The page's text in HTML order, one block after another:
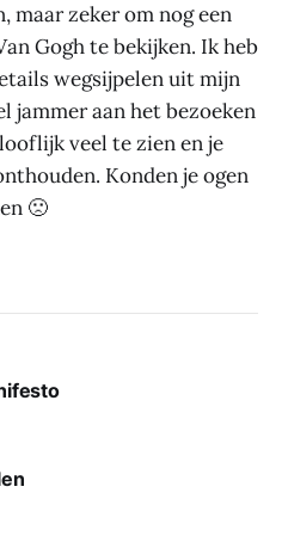
maar zeker om nog een
Gogh te bekijken. Ik heb
wegsijpelen uit mijn
jammer aan het bezoeken
veel te zien en je
Konden je ogen
🙁